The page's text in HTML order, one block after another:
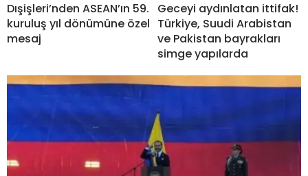
Dışişleri’nden ASEAN’ın 59.
kuruluş yıl dönümüne özel
mesaj
Geceyi aydınlatan ittifak!
Türkiye, Suudi Arabistan
ve Pakistan bayrakları
simge yapılarda